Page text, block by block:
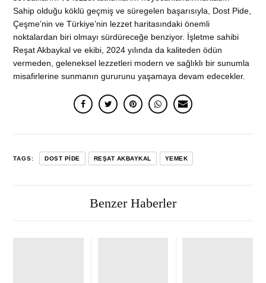
Sahip olduğu köklü geçmiş ve süregelen başarısıyla, Dost Pide,
Çeşme’nin ve Türkiye’nin lezzet haritasındaki önemli
noktalardan biri olmayı sürdüreceğe benziyor. İşletme sahibi
Reşat Akbaykal ve ekibi, 2024 yılında da kaliteden ödün
vermeden, geleneksel lezzetleri modern ve sağlıklı bir sunumla
misafirlerine sunmanın gururunu yaşamaya devam edecekler.
TAGS: DOST PIDE REŞAT AKBAYKAL YEMEK
Benzer Haberler